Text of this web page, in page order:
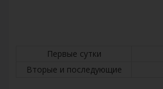
Первые сутки
Вторые и последующие